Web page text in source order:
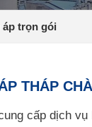
áp trọn gói
THÁP
cấp dịch vụ